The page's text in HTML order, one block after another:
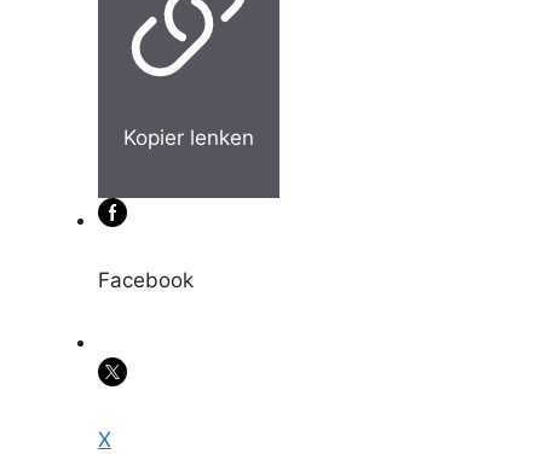
Kopier lenken
Facebook
X